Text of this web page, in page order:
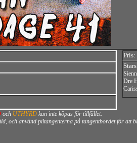
Dre
och UTHYRD kan inte köpas för tillfället.
och använd piltangenterna på tangentbordet för att